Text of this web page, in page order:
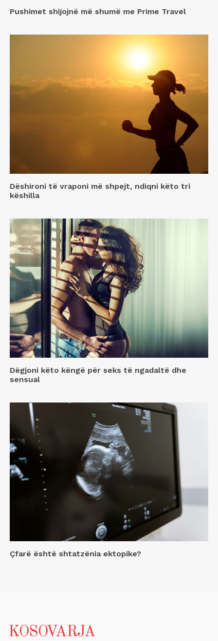
Pushimet shijojnë më shumë me Prime Travel
Dëshironi të vraponi më shpejt, ndiqni këto tri
këshilla
Dëgjoni këto këngë për seks të ngadaltë dhe
sensual
Çfarë është shtatzënia ektopike?
KOSOVARJA